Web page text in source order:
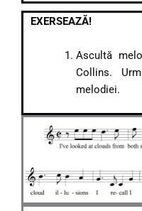
EXERSEAZĂ!
Ascultă
Collins.
melodiei.